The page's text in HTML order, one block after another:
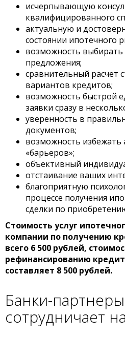
исчерпывающую
квалифицированного
актуальную и
состоянии ипотечного
возможность выбирать
предложения;
сравнительный расчет
вариантов кредитов;
возможность быстрой
заявки сразу в
уверенность в
документов;
возможность
«барьеров»;
объективный
отстаивание ваших
благоприятную
процессе получения
сделки по
Стоимость услуг
компании по получению
всего 6 500 рублей,
рефинансированию
составляет 8 500 рублей.
Банки-партнеры
сотрудничает